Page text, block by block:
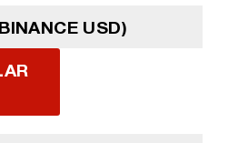
USD)